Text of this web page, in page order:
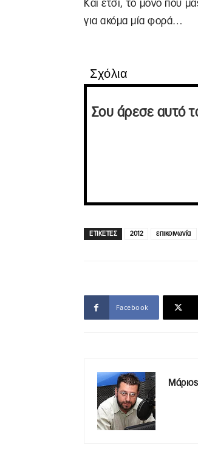
Και έτσι, το μόνο που
για ακόμα μία φορά…
Σχόλια
Σου άρεσε αυτό
ΕΤΙΚΕΤΕΣ 2012 επικοινωνία
Facebook